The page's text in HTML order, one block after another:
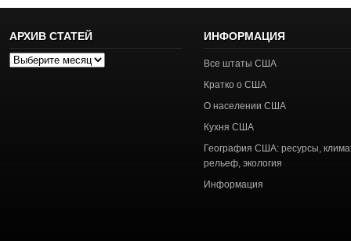
АРХИВ СТАТЕЙ
Архив
ИНФОРМАЦИЯ
Все штаты США
Кратко о США
О населении США
Кухня США
География США: ресурсы,
рельеф, экология
Информация